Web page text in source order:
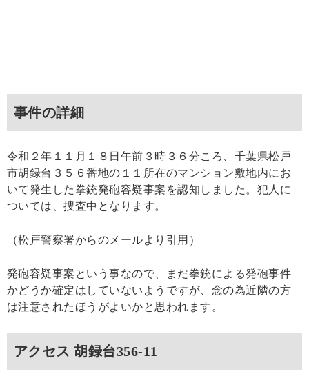
事件の詳細
令和２年１１月１８日午前３時３６分ころ、千葉県松戸
市胡録台３５６番地の１１所在のマンション敷地内にお
いて発生した拳銃発砲容疑事案を認知しました。犯人に
ついては、捜査中となります。
（松戸警察署からのメールより引用）
発砲容疑事案という事なので、まだ拳銃による発砲事件
かどうか確定はしていないようですが、念の為近隣の方
は注意されたほうがよいかと思われます。
アクセス 胡録台356-11